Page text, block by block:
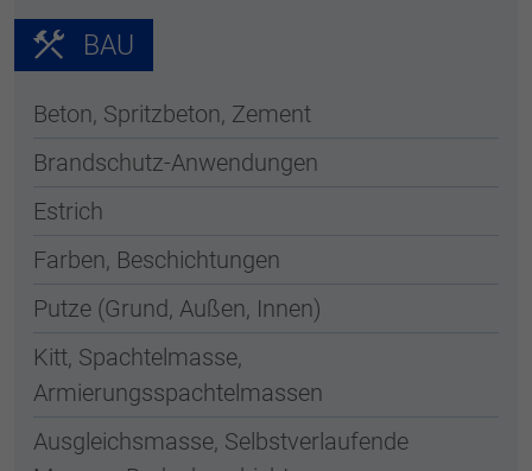
BAU
Beton, Spritzbeton, Zement
Brandschutz-Anwendungen
Estrich
Farben, Beschichtungen
Putze (Grund, Außen, Innen)
Kitt, Spachtelmasse,
Armierungsspachtelmassen
Ausgleichsmasse, Selbstverlaufende